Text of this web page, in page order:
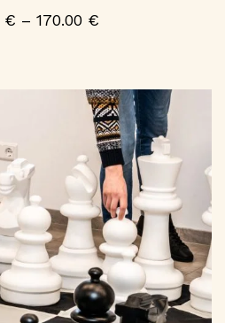
€ – 170.00 €
through
170.00 €
The
options
may
be
chosen
on
the
product